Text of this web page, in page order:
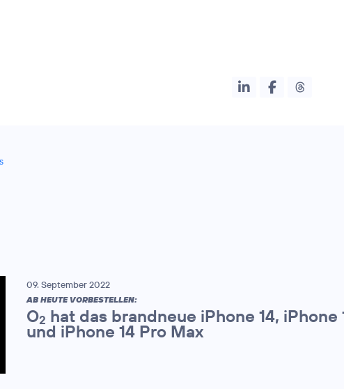
09. September 2022
AB HEUTE VORBESTELLEN:
O2 hat das brandneue iPhone 14, iPhone
und iPhone 14 Pro Max